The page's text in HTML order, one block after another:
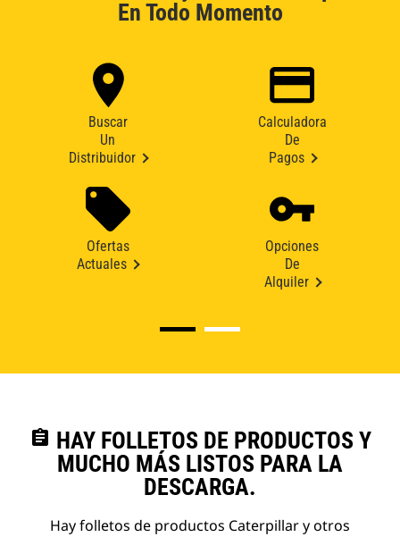
En Todo Momento
Buscar
Un
Distribuidor
Calculadora
De
Pagos
Ofertas
Actuales
Opciones
De
Alquiler
assignment HAY FOLLETOS DE PRODUCTOS Y
MUCHO MÁS LISTOS PARA LA
DESCARGA.
Hay folletos de productos Caterpillar y otros